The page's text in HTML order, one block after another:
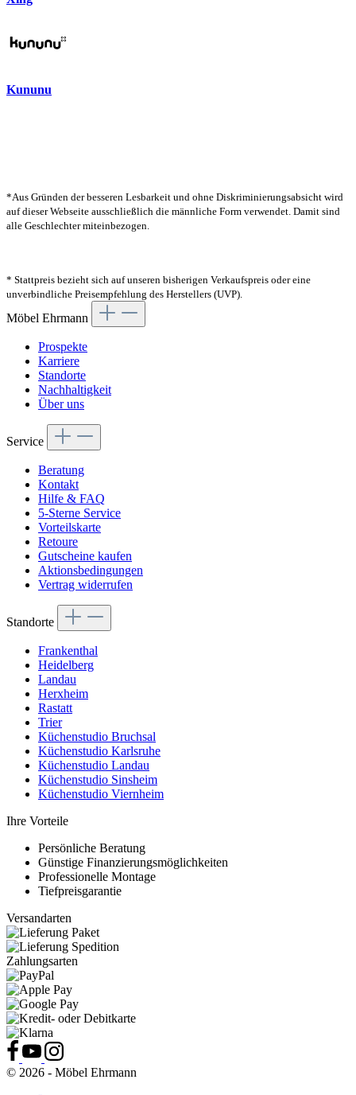
Kununu
*Aus Gründen der besseren Lesbarkeit und ohne Diskriminierungsabsicht wird
auf dieser Webseite ausschließlich die männliche Form verwendet. Damit sind
alle Geschlechter miteinbezogen.
* Stattpreis bezieht sich auf unseren bisherigen Verkaufspreis oder eine
unverbindliche Preisempfehlung des Herstellers (UVP).
Möbel Ehrmann
Prospekte
Karriere
Standorte
Nachhaltigkeit
Über uns
Service
Beratung
Kontakt
Hilfe & FAQ
5-Sterne Service
Vorteilskarte
Retoure
Gutscheine kaufen
Aktionsbedingungen
Vertrag widerrufen
Standorte
Frankenthal
Heidelberg
Landau
Herxheim
Rastatt
Trier
Küchenstudio Bruchsal
Küchenstudio Karlsruhe
Küchenstudio Landau
Küchenstudio Sinsheim
Küchenstudio Viernheim
Ihre Vorteile
Persönliche Beratung
Günstige Finanzierungsmöglichkeiten
Professionelle Montage
Tiefpreisgarantie
Versandarten
Zahlungsarten
© 2026 - Möbel Ehrmann